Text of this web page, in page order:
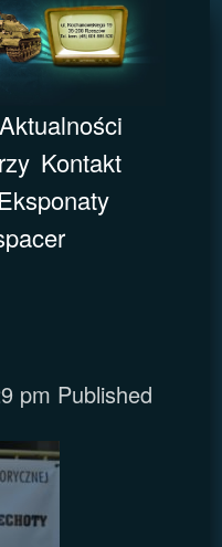
Aktualności
Kontakt
Eksponaty
pm Published